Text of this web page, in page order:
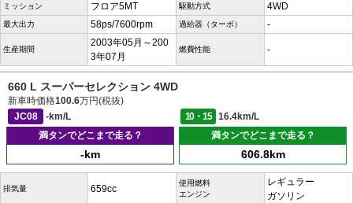
ミッション フロア5MT 駆動方式 4WD
最大出力 58ps/7600rpm 過給器（ターボ） -
生産期間
2003年05月～200
3年07月
燃費性能 -
660 L スーパーセレクション 4WD
新車時価格100.6万円(税抜)
JC08
-km/L 10・15
16.4km/L
満タンでどこまで走る？
-km
満タンでどこまで走る？
606.8km
排気量 659cc
使用燃料
エンジン
レギュラー
ガソリン